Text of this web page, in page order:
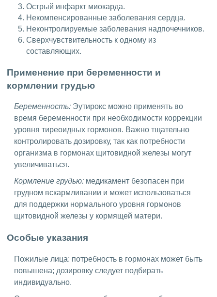
Острый инфаркт миокарда.
Некомпенсированные заболевания сердца.
Неконтролируемые заболевания надпочечников.
Сверхчувствительность к одному из
составляющих.
Применение при беременности и
кормлении грудью
Беременность: Эутирокс можно применять во
время беременности при необходимости коррекции
уровня тиреоидных гормонов. Важно тщательно
контролировать дозировку, так как потребности
организма в гормонах щитовидной железы могут
увеличиваться.
Кормление грудью: медикамент безопасен при
грудном вскармливании и может использоваться
для поддержки нормального уровня гормонов
щитовидной железы у кормящей матери.
Особые указания
Пожилые лица: потребность в гормонах может быть
повышена; дозировку следует подбирать
индивидуально.